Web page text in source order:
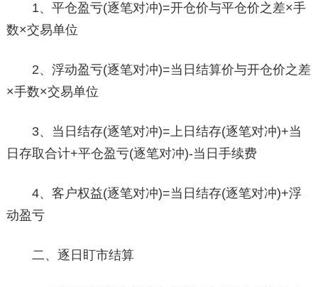
1、平仓盈亏(逐笔对冲)=开仓价与平仓价之差×手
数×交易单位
2、浮动盈亏(逐笔对冲)=当日结算价与开仓价之差
×手数×交易单位
3、当日结存(逐笔对冲)=上日结存(逐笔对冲)+当
日存取合计+平仓盈亏(逐笔对冲)-当日手续费
4、客户权益(逐笔对冲)=当日结存(逐笔对冲)+浮
动盈亏
二、逐日盯市结算